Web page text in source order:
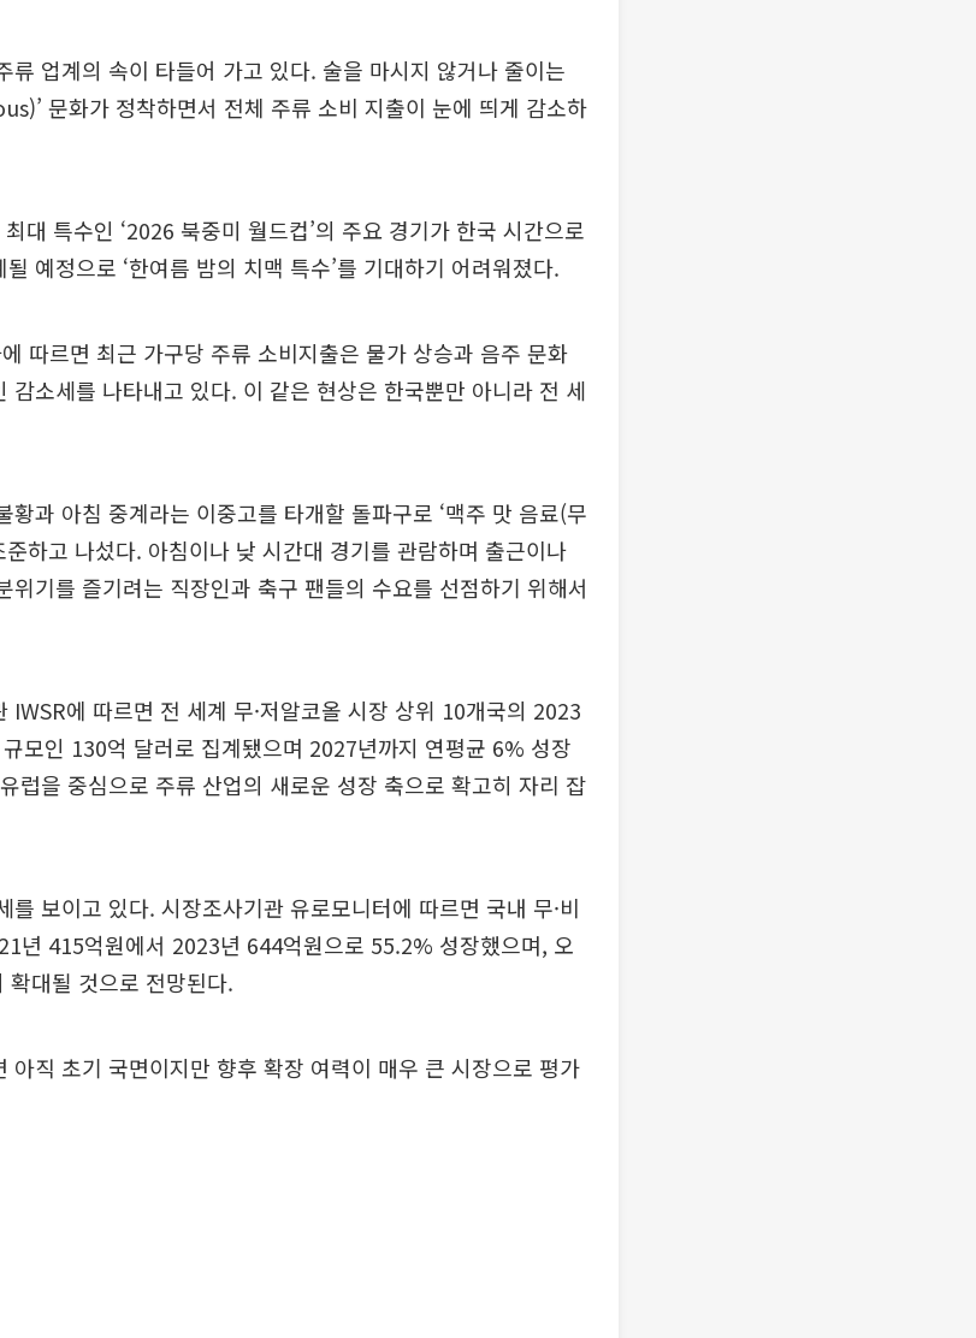
류 업계의 속이 타들어 가고 있다. 술을 마시지 않거나 줄이는
문화가 정착하면서 전체 주류 소비 지출이 눈에 띄게 감소하
대 특수인 ‘2026 북중미 월드컵’의 주요 경기가 한국 시간으로
예정으로 ‘한여름 밤의 치맥 특수’를 기대하기 어려워졌다.
따르면 최근 가구당 주류 소비지출은 물가 상승과 음주 문화
감소세를 나타내고 있다. 이 같은 현상은 한국뿐만 아니라 전 세
황과 아침 중계라는 이중고를 타개할 돌파구로 ‘맥주 맛 음료(무
준하고 나섰다. 아침이나 낮 시간대 경기를 관람하며 출근이나
위기를 즐기려는 직장인과 축구 팬들의 수요를 선점하기 위해서
IWSR에 따르면 전 세계 무·저알코올 시장 상위 10개국의 2023
모인 130억 달러로 집계됐으며 2027년까지 연평균 6% 성장
럽을 중심으로 주류 산업의 새로운 성장 축으로 확고히 자리 잡
를 보이고 있다. 시장조사기관 유로모니터에 따르면 국내 무·비
년 415억원에서 2023년 644억원으로 55.2% 성장했으며, 오
대될 것으로 전망된다.
아직 초기 국면이지만 향후 확장 여력이 매우 큰 시장으로 평가